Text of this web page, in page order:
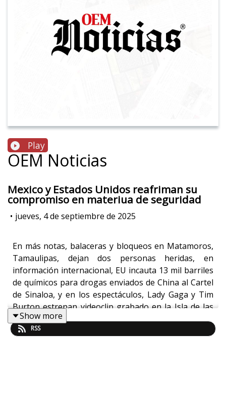
Play
OEM Noticias
Mexico y Estados Unidos reafriman su
compromiso en materiua de seguridad
• jueves, 4 de septiembre de 2025
En más notas, balaceras y bloqueos en Matamoros,
Tamaulipas, dejan dos personas heridas, en
información internacional, EU incauta 13 mil barriles
de químicos para drogas enviados de China al Cartel
de Sinaloa, y en los espectáculos, Lady Gaga y Tim
Burton estrenan videoclip grabado en la Isla de las
Muñecas en Xochimilco.
Show more
RSS